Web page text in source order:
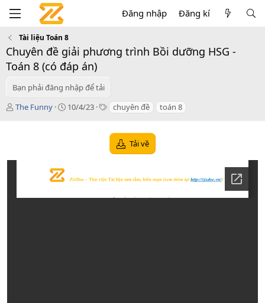
Đăng nhập Đăng kí
Tài liệu Toán 8
Chuyên đề giải phương trình Bồi dưỡng HSG -
Toán 8 (có đáp án)
Bạn phải đăng nhập để tải
T
ả
The Funny
C
n
10/4/23
T
s
chuyên đề toán 8
Tải về